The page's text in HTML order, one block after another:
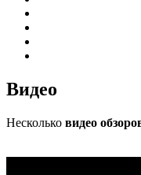
Видео
Несколько видео